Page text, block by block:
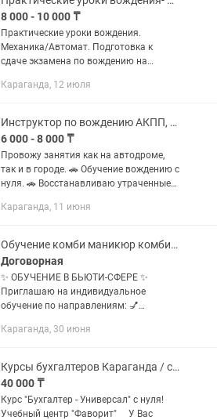
8 000 - 10 000 ₸
Практические уроки вождения.
Механика/Автомат. Подготовка к
сдаче экзамена по вождению на
Обучение на нашем или Вашем
Караганда, 12 июля
Инструктор по вождению АКПП, МКПП
6 000 - 8 000 ₸
Провожу занятия как на автодроме,
так и в городе. 🚗 Обучение вождению с
нуля. 🚗 Восстанавливаю утраченные
практической части экзамена . 🚗
Караганда, 11 июня
Обучение комби маникюр комби педикюр наращивание ногтей
Договорная
✨ ОБУЧЕНИЕ В БЬЮТИ-СФЕРЕ ✨
Приглашаю на индивидуальное
обучение по направлениям: 💅
правильная подготовка ногтевой
инструментами —...
Караганда, 30 июня
Курсы бухгалтеров Караганда / с нуля до отчетов по ТОО, по ИП
40 000 ₸
Курс "Бухгалтер - Универсал" с нуля!
Учебный центр "Фаворит" ⠀ У Вас